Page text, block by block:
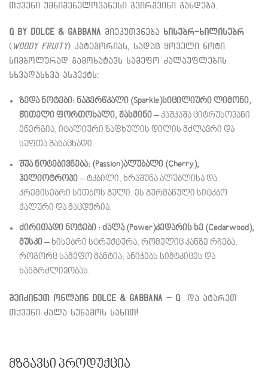
თქვენი უმნიშვნელოვანესი გვირგვინი გახდება.
Q by Dolce & Gabbana მიეკუთვნება ხისებრ-ხილისებრ
( Woody Fruity) კატეგორიას, სადაც ყოველი ნოტი
სიმბოლურად გამოხატავს სამეფო ძალაუფლების
სხვადასხვა ასპექტს:
ზედა ნოტები: ნაპერწკალი (Sparkle)სიცილიური ლიმონი,
წითელი ფორთოხალი, ჟასმინი– კაშკაშა ციტრუსოვანი
ენერგია, იტალიური ზაფხულის დილის მძლავრი და
სუფთა განაცხადი.
შუა ნოტებივნება: (Passion)ალუბალი (Cherry),
ჰელიოტროპი– ტკბილი, ხრაშუნა ალუბლისა და
კრემისებრი სითბოს გული. ეს გურმანული სიტკბო
ქალური და მაცდურია.
ძირითადი ნოტები : ძალა (Power)კედარის ხე (Cedarwood),
მუსკი– ხისებრი სტრუქტურა, რომელიც კანზე რჩება,
როგორც სამეფო მანტია; ანიჭებს სიმტკიცეს და
ხანგრძლივობას.
შეიძინეთ ონლაინ Dolce & Gabbana – Q
და ატარეთ
თქვენი ძალა სუნამოს სახით!
Მზგავსი Პროდუქცია